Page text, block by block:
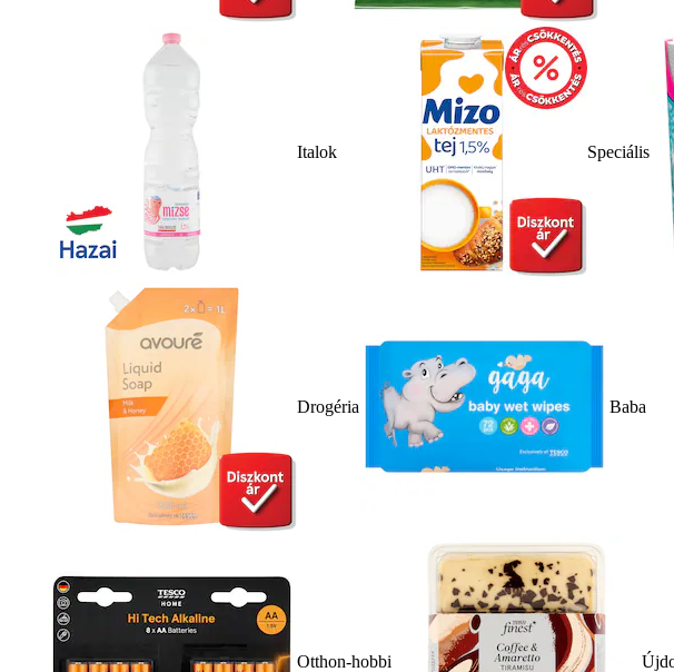
Italok Speciális
Drogéria Baba
Otthon-hobbi